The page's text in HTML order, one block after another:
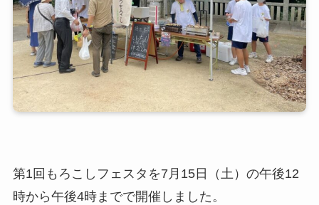
第1回もろこしフェスタを7月15日（土）の午後12
時から午後4時までで開催しました。